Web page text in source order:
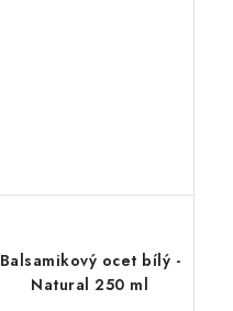
Balsamikový ocet bílý -
Natural 250 ml